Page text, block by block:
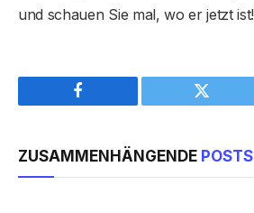
und schauen Sie mal, wo er jetzt ist!
Facebook Twitter
ZUSAMMENHÄNGENDE POSTS